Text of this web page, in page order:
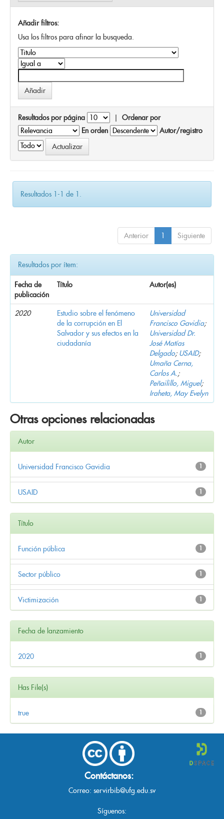
Añadir filtros:
Usa los filtros para afinar la busqueda.
Resultados por página | Ordenar por
En orden
Autor/registro
Resultados 1-1 de 1.
Anterior 1 Siguiente
Resultados por ítem:
Fecha de
publicación
Título Autor(es)
2020
Estudio sobre el fenómeno
de la corrupción en El
Salvador y sus efectos en la
ciudadanía
Universidad
Francisco Gavidia;
Universidad Dr.
José Matías
Delgado; USAID;
Umaña Cerna,
Carlos A.;
Peñailillo, Miguel;
Iraheta, May Evelyn
Otras opciones relacionadas
Autor
1
Universidad Francisco Gavidia
1
USAID
Título
1
Función pública
1
Sector público
1
Victimización
Fecha de lanzamiento
1
2020
Has File(s)
1
true
Contáctanos:
Correo: servirbib@ufg.edu.sv
Síguenos: